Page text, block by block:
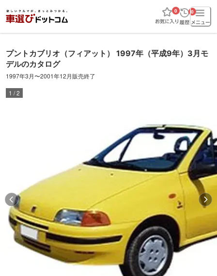
0 0
プントカブリオ （フィアット） 1997年（平成9年）3月 モ
デルのカタログ
1997年3月〜2001年12月販売終了
1 /2